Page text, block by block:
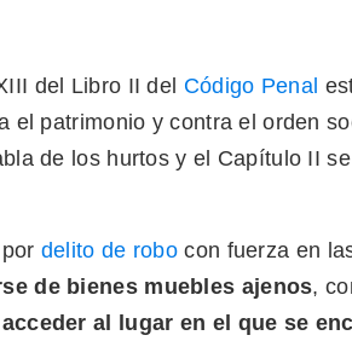
del Libro II del Código Penal
el patrimonio y contra el orden
de los hurtos y el Capítulo II
delito de robo con fuerza en
de bienes muebles ajenos,
al lugar en el que se